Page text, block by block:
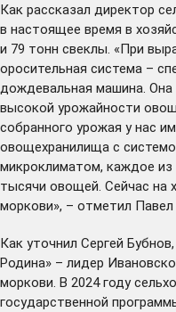
Как рассказал директор
в настоящее время в
и 79 тонн свеклы. «При
оросительная система –
дождевальная машина. Она
высокой урожайности
собранного урожая у нас
овощехранилища с
микроклиматом, каждое из
тысячи овощей. Сейчас на
моркови», – отметил Павел
Как уточнил Сергей
Родина» – лидер
моркови. В 2024 году
государственной